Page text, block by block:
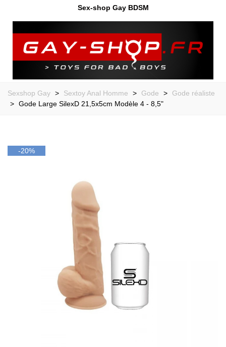
Sex-shop Gay BDSM
Sexshop Gay > Sextoy Anal Homme > Gode >
Gode réaliste
> Gode Large SilexD 21,5x5cm Modèle 4 - 8,5"
-20%